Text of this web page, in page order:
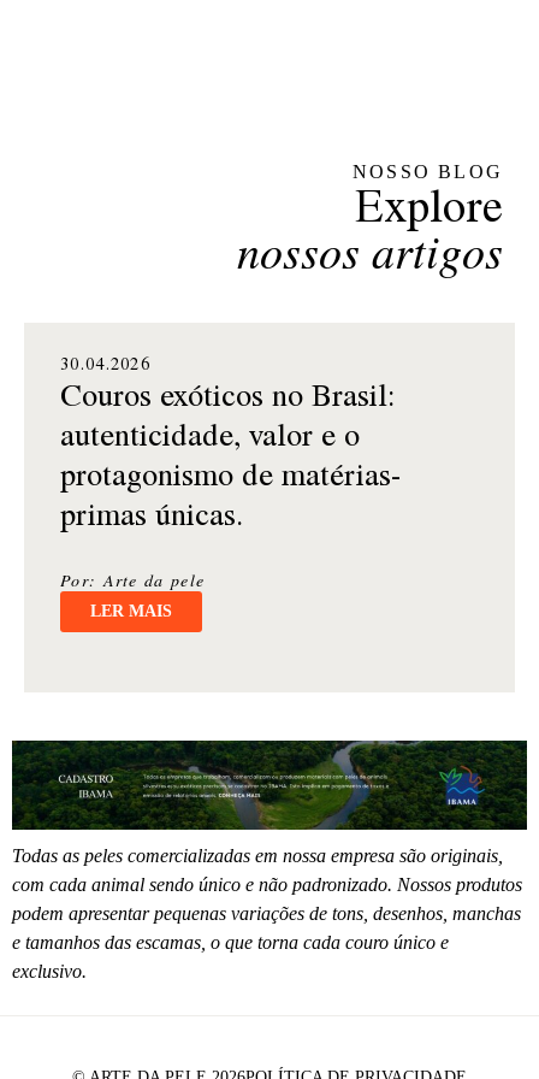
NOSSO BLOG
Explore
nossos artigos
30.04.2026
Couros exóticos no Brasil:
autenticidade, valor e o
protagonismo de matérias-
primas únicas.
Por: Arte da pele
LER MAIS
Todas as peles comercializadas em nossa empresa são originais,
com cada animal sendo único e não padronizado. Nossos produtos
podem apresentar pequenas variações de tons, desenhos, manchas
e tamanhos das escamas, o que torna cada couro único e
exclusivo.